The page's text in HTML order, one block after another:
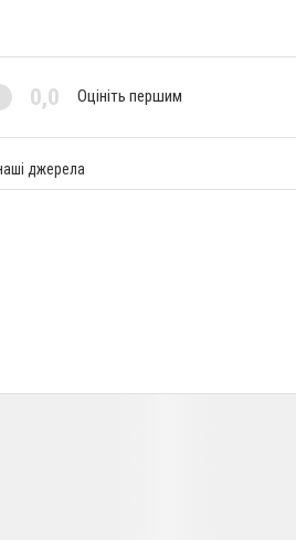
0,0 Оцініть першим
джерела